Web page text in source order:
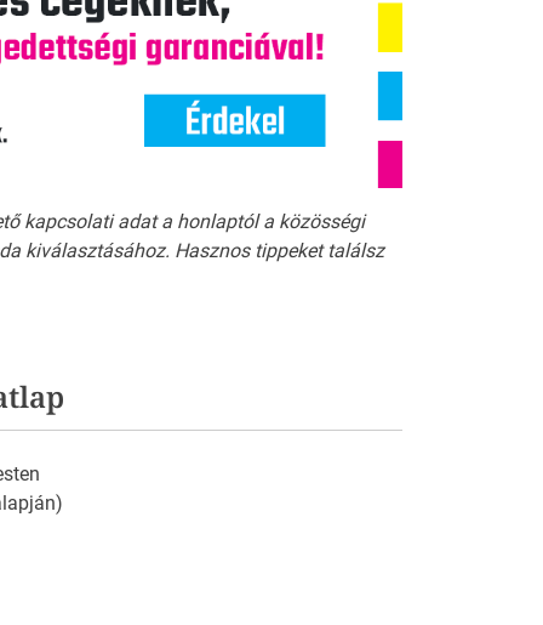
kapcsolati adat a honlaptól a közösségi
kiválasztásához. Hasznos tippeket találsz